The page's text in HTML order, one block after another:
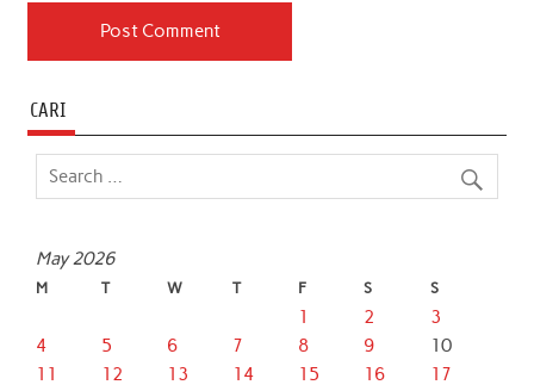
CARI
May 2026
M T W T F S S
1 2
3
4
5 6 7 8 9
10
11
12 13 14 15 16
17